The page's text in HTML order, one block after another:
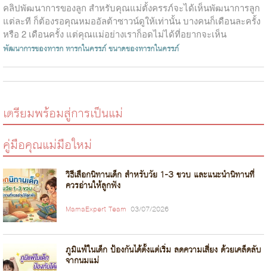
คลิปพัฒนาการของลูก สำหรับคุณแม่ตั้งครรภ์จะได้เห็นพัฒนาการลูก
แต่ละที ก็ต้องรอคุณหมออัลต้าซาวน์ดูให้เท่านั้น บางคนก็เดือนละครั้ง
หรือ 2 เดือนครั้ง แต่คุณแม่อย่างเราก็อดไม่ได้ที่อยากจะเห็น
พัฒนาการของลูกต...
พัฒนาการของทารกทารกในครรภ์ขนาดของทารกในครรภ์
เตรียมพร้อมสู่การเป็นแม่
คู่มือคุณแม่มือใหม่
วิธีเลือกนิทานเด็ก สำหรับวัย 1-3 ขวบ และแนะนำนิทานที่
ควรอ่านให้ลูกฟัง
MamaExpert Team 03/07/2026
ภูมิแพ้ในเด็ก ป้องกันได้ตั้งแต่เริ่ม ลดความเสี่ยง ด้วยเคล็ดลับ
จากนมแม่